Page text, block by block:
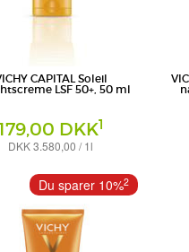
CAPITAL Soleil
LSF 50+, 50 ml
DKK1
DKK 3.580,00 / 1l
Deutschland GmbH -
VICHY
Du sparer 10%2